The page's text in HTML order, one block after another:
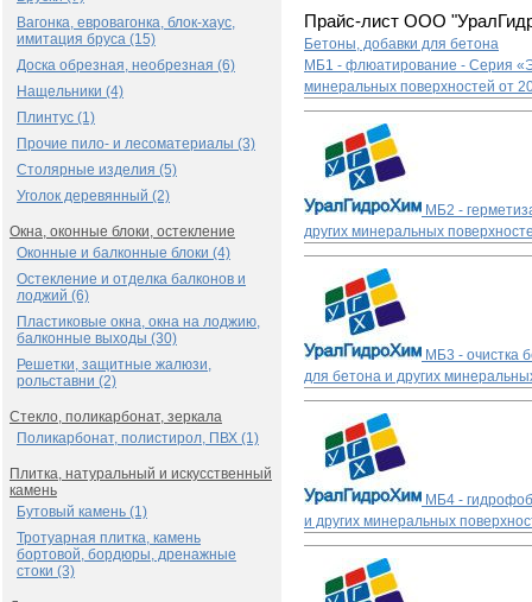
Вагонка, евровагонка, блок-хаус,
имитация бруса (15)
Доска обрезная, необрезная (6)
Нащельники (4)
Плинтус (1)
Прочие пило- и лесоматериалы (3)
Столярные изделия (5)
Уголок деревянный (2)
Окна, оконные блоки, остекление
Оконные и балконные блоки (4)
Остекление и отделка балконов и
лоджий (6)
Пластиковые окна, окна на лоджию,
балконные выходы (30)
Решетки, защитные жалюзи,
рольставни (2)
Стекло, поликарбонат, зеркала
Поликарбонат, полистирол, ПВХ (1)
Плитка, натуральный и искусственный
камень
Бутовый камень (1)
Тротуарная плитка, камень
бортовой, бордюры, дренажные
стоки (3)
Прайс-лист ООО
Бетоны, добавки для бетона
МБ1 - флюатирование - Серия
минеральных поверхностей от
МБ2 -
других минеральных
МБ3 - очистка
для бетона и других
МБ4 -
и других минеральных